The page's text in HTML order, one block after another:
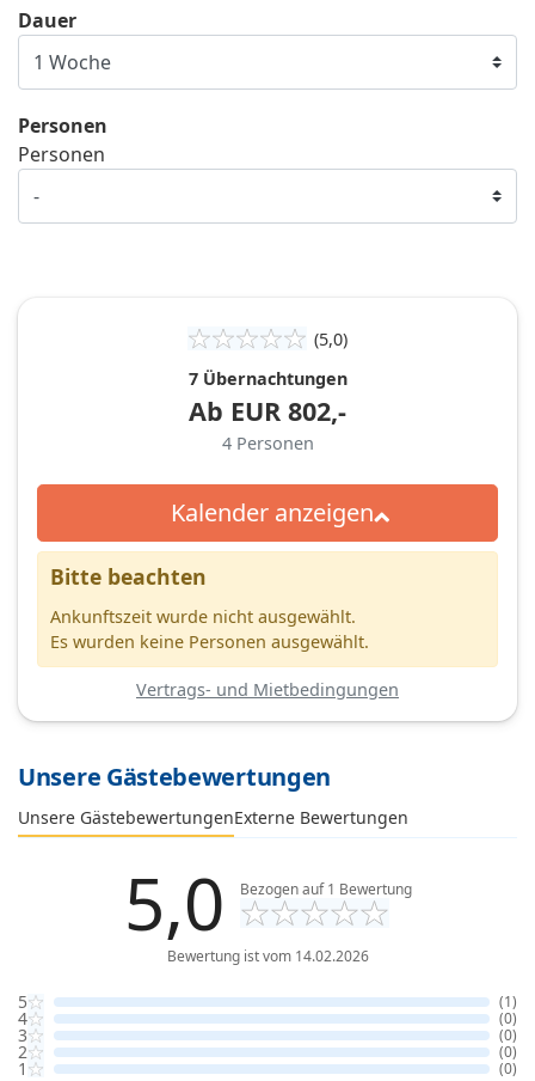
Dauer
Personen
Personen
(5,0)
7 Übernachtungen
Ab EUR 802,-
4 Personen
Kalender anzeigen
Bitte beachten
Ankunftszeit wurde nicht ausgewählt.
Es wurden keine Personen ausgewählt.
Vertrags- und Mietbedingungen
Unsere Gästebewertungen
Unsere GästebewertungenExterne Bewertungen
5,0 Bezogen auf1 Bewertung
Bewertung ist vom 14.02.2026
5 (1)
4 (0)
3 (0)
2 (0)
1 (0)